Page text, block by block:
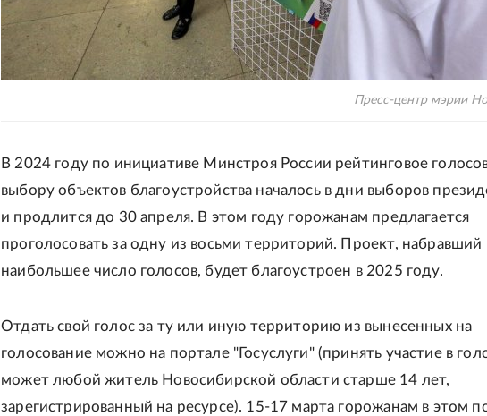
Пресс-центр мэрии
В 2024 году по инициативе Минстроя России рейтинговое
выбору объектов благоустройства началось в дни выборов
и продлится до 30 апреля. В этом году горожанам предлагается
проголосовать за одну из восьми территорий. Проект, набравший
наибольшее число голосов, будет благоустроен в 2025 году.
Отдать свой голос за ту или иную территорию из вынесенных на
голосование можно на портале "Госуслуги" (принять участие в
может любой житель Новосибирской области старше 14 лет,
зарегистрированный на ресурсе). 15-17 марта горожанам в этом